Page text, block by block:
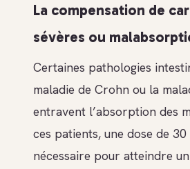
La compensation de
sévères ou
Certaines pathologies
maladie de Crohn ou la
entravent l’absorption des
ces patients, une dose de
nécessaire pour atteindre